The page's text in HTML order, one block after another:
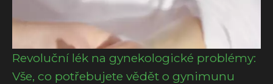
Revoluční lék na gynekologické problémy:
Vše, co potřebujete vědět o gynimunu